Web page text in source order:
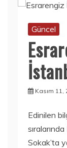
Güncel
Kasım 11,
Edinilen
Sokak’ta